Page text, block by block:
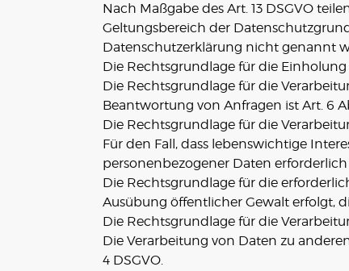
Nach Maßgabe des Art. 13 DSGVO
Geltungsbereich der
Datenschutzerklärung nicht genannt
Die Rechtsgrundlage für die Einholung
Die Rechtsgrundlage für die
Beantwortung von Anfragen ist Art. 6
Die Rechtsgrundlage für die
Für den Fall, dass lebenswichtige
personenbezogener Daten erforderlich
Die Rechtsgrundlage für die
Ausübung öffentlicher Gewalt erfolgt,
Die Rechtsgrundlage für die
Die Verarbeitung von Daten zu
4 DSGVO.